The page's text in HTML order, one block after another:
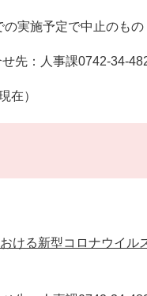
実施予定で中止のも
先：人事課0742-34-
在）
ける新型コロナウイ